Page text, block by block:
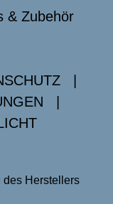
& Zubehör
Herstellers